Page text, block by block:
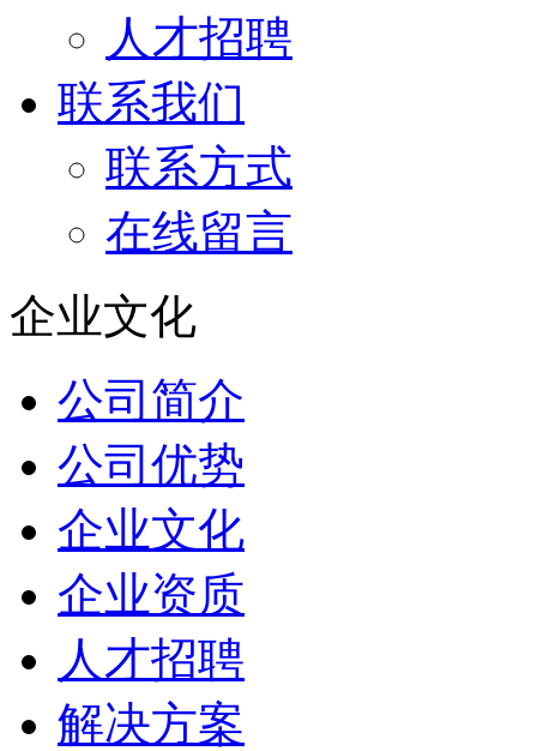
人才招聘
联系我们
联系方式
在线留言
企业文化
公司简介
公司优势
企业文化
企业资质
人才招聘
解决方案